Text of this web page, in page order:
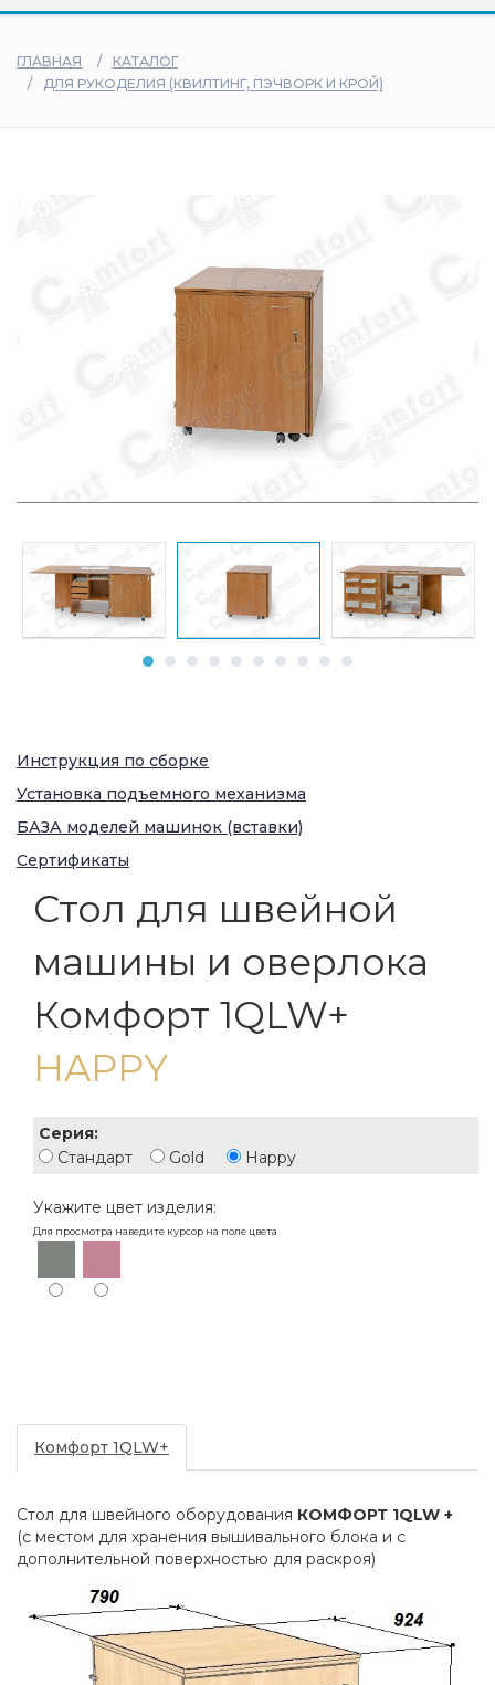
дилеры
ГЛАВНАЯ
КАТАЛОГ
ДЛЯ РУКОДЕЛИЯ (КВИЛТИНГ, ПЭЧВОРК И КРОЙ)
Инструкция по сборке
Установка подъемного механизма
БАЗА моделей машинок (вставки)
Сертификаты
Стол для швейной
машины и оверлока
Комфорт 1QLW+
HAPPY
Серия:
Стандарт
Gold Happy
Укажите цвет изделия:
Для просмотра наведите курсор на поле цвета
Комфорт 1QLW+
Стол для швейного оборудования КОМФОРТ 1QLW +
(с местом для хранения вышивального блока и с
дополнительной поверхностью для раскроя)